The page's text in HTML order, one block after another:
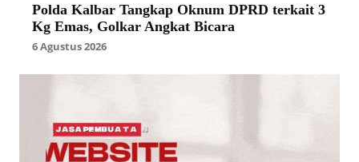
Polda Kalbar Tangkap Oknum DPRD terkait 3
Kg Emas, Golkar Angkat Bicara
6 Agustus 2026